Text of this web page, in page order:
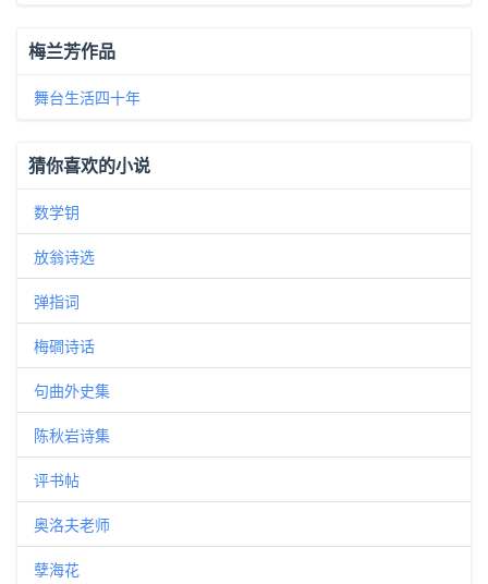
梅兰芳作品
舞台生活四十年
猜你喜欢的小说
数学钥
放翁诗选
弹指词
梅磵诗话
句曲外史集
陈秋岩诗集
评书帖
奥洛夫老师
孽海花